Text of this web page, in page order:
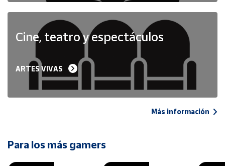
Cine, teatro y espectáculos
ARTES VIVAS
Más información
Para los más gamers